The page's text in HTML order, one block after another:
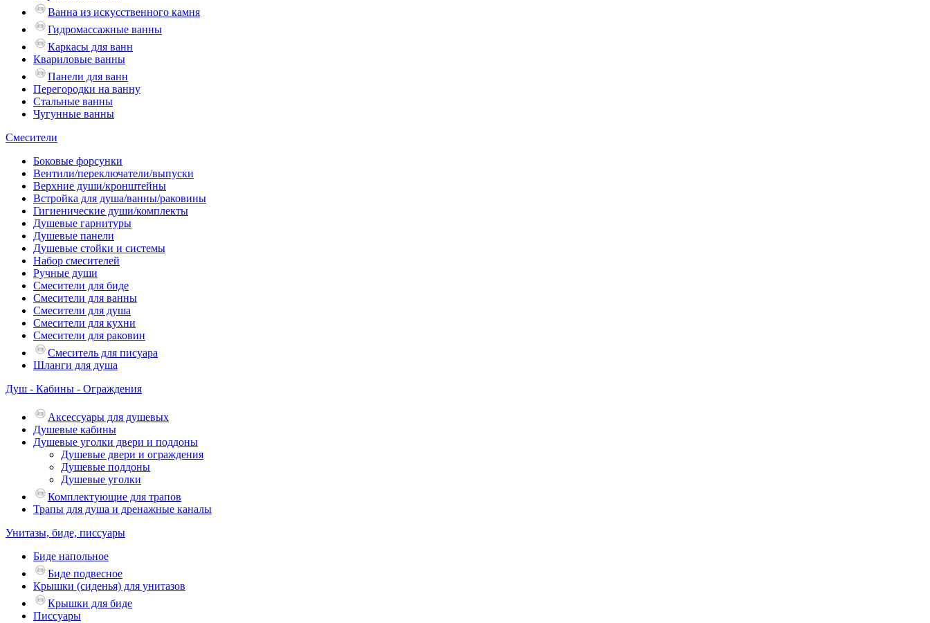
Ванна из искусственного камня
Гидромассажные ванны
Каркасы для ванн
Квариловые ванны
Панели для ванн
Перегородки на ванну
Стальные ванны
Чугунные ванны
Смесители
Боковые форсунки
Вентили/переключатели/выпуски
Верхние души/кронштейны
Встройка для душа/ванны/раковины
Гигиенические души/комплекты
Душевые гарнитуры
Душевые панели
Душевые стойки и системы
Набор смесителей
Ручные души
Смесители для биде
Смесители для ванны
Смесители для душа
Смесители для кухни
Смесители для раковин
Смеситель для писуара
Шланги для душа
Душ - Кабины - Ограждения
Аксессуары для душевых
Душевые кабины
Душевые уголки двери и поддоны
Душевые двери и ограждения
Душевые поддоны
Душевые уголки
Комплектующие для трапов
Трапы для душа и дренажные каналы
Унитазы, биде, писсуары
Биде напольное
Биде подвесное
Крышки (сиденья) для унитазов
Крышки для биде
Писсуары